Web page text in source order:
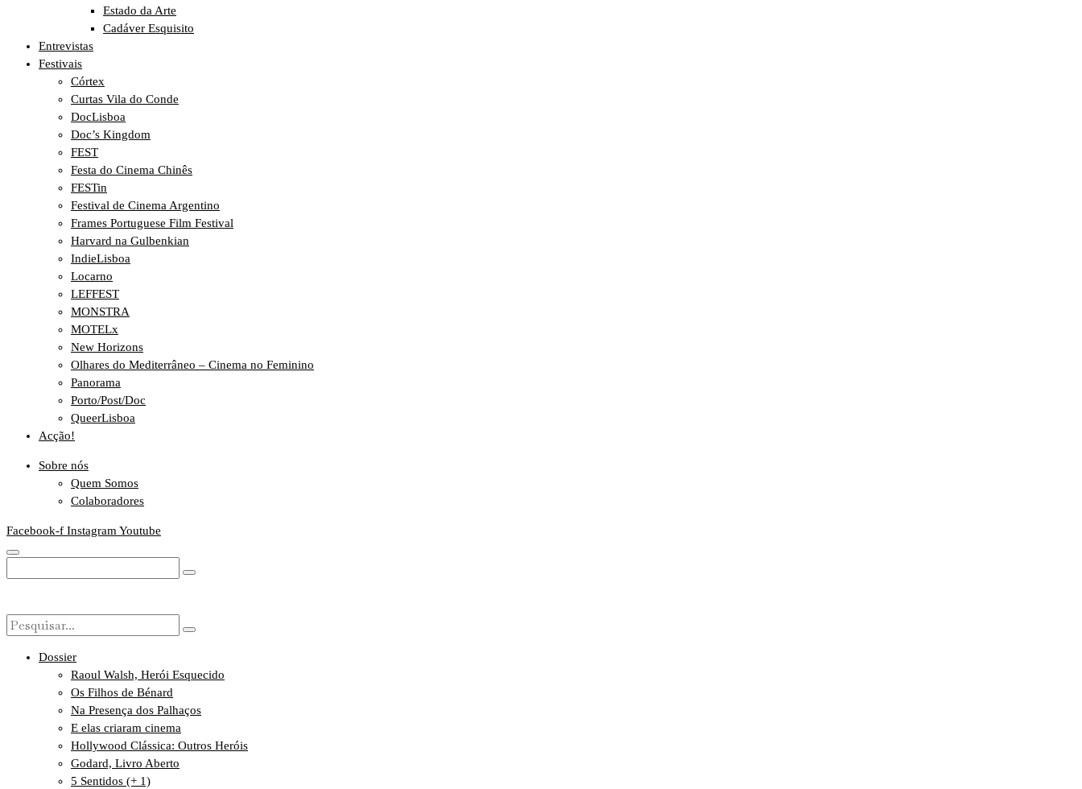
Estado da Arte
Cadáver Esquisito
Entrevistas
Festivais
Córtex
Curtas Vila do Conde
DocLisboa
Doc’s Kingdom
FEST
Festa do Cinema Chinês
FESTin
Festival de Cinema Argentino
Frames Portuguese Film Festival
Harvard na Gulbenkian
IndieLisboa
Locarno
LEFFEST
MONSTRA
MOTELx
New Horizons
Olhares do Mediterrâneo – Cinema no Feminino
Panorama
Porto/Post/Doc
QueerLisboa
Acção!
Sobre nós
Quem Somos
Colaboradores
Facebook-f Instagram Youtube
Dossier
Raoul Walsh, Herói Esquecido
Os Filhos de Bénard
Na Presença dos Palhaços
E elas criaram cinema
Hollywood Clássica: Outros Heróis
Godard, Livro Aberto
5 Sentidos (+ 1)